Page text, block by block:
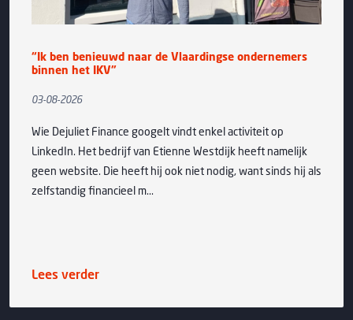
“Ik ben benieuwd naar de Vlaardingse ondernemers
binnen het IKV”
03-08-2026
Wie Dejuliet Finance googelt vindt enkel activiteit op
LinkedIn. Het bedrijf van Etienne Westdijk heeft namelijk
geen website. Die heeft hij ook niet nodig, want sinds hij als
zelfstandig financieel m...
Lees verder